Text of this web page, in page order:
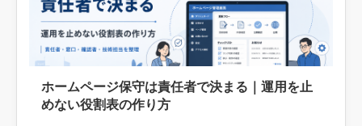
ホームページ保守は責任者で決まる｜運用を止
めない役割表の作り方